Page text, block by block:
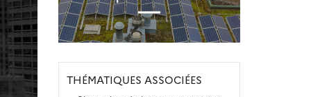
THÉMATIQUES ASSOCIÉES